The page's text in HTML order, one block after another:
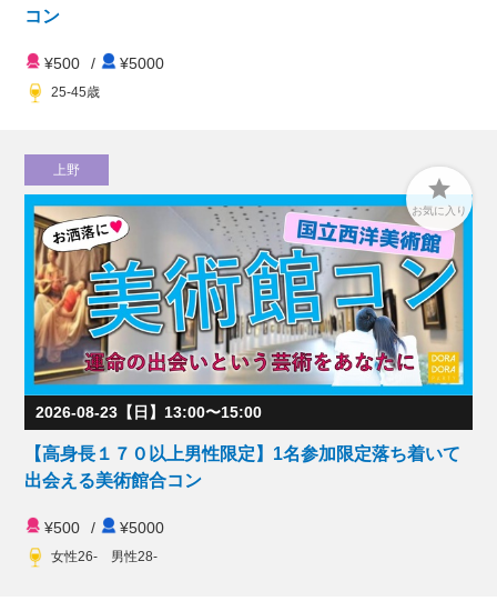
コン
¥500 / ¥5000
25-45歳
上野

お気に入り
2026-08-23【日】13:00〜15:00
【高身長１７０以上男性限定】1名参加限定落ち着いて
出会える美術館合コン
¥500 / ¥5000
女性26- 男性28-